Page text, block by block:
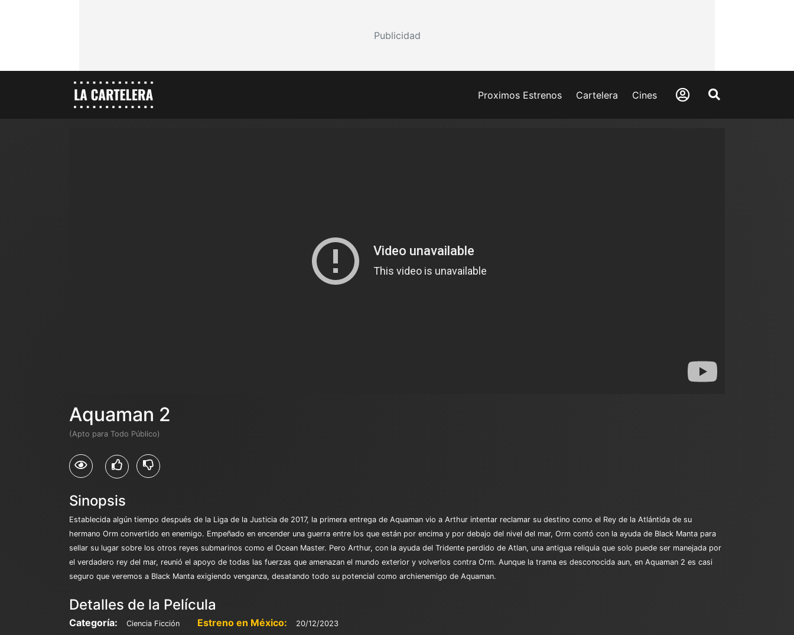
Publicidad
Proximos Estrenos Cartelera Cines
Aquaman 2
(Apto para Todo Público)
Sinopsis
Establecida algún tiempo después de la Liga de la Justicia de 2017, la primera entrega de Aquaman vio a Arthur intentar reclamar su destino como el Rey de la Atlántida de su
hermano Orm convertido en enemigo. Empeñado en encender una guerra entre los que están por encima y por debajo del nivel del mar, Orm contó con la ayuda de Black Manta para
sellar su lugar sobre los otros reyes submarinos como el Ocean Master. Pero Arthur, con la ayuda del Tridente perdido de Atlan, una antigua reliquia que solo puede ser manejada por
el verdadero rey del mar, reunió el apoyo de todas las fuerzas que amenazan el mundo exterior y volverlos contra Orm. Aunque la trama es desconocida aun, en Aquaman 2 es casi
seguro que veremos a Black Manta exigiendo venganza, desatando todo su potencial como archienemigo de Aquaman.
Detalles de la Película
Categoría: Ciencia Ficción Estreno en México: 20/12/2023